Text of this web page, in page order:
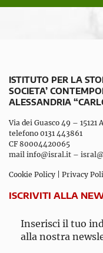
ISTITUTO PER LA
SOCIETA’
ALESSANDRIA
Via dei Guasco 49 – 15121
telefono 0131 443861
CF 80004420065
mail info@isral.it –
Cookie Policy Privacy
ISCRIVITI ALLA
Inserisci il tuo
alla nostra